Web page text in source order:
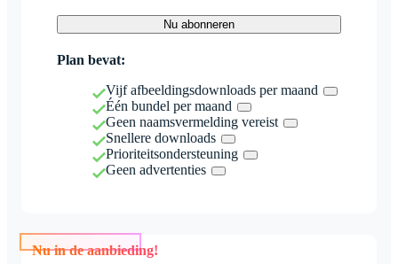
Nu abonneren
Plan bevat:
Vijf afbeeldingsdownloads per maand
Één bundel per maand
Geen naamsvermelding vereist
Snellere downloads
Prioriteitsondersteuning
Geen advertenties
Nu in de aanbieding!